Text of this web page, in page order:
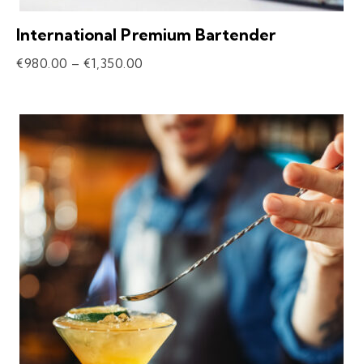
International Premium Bartender
€980.00 – €1,350.00